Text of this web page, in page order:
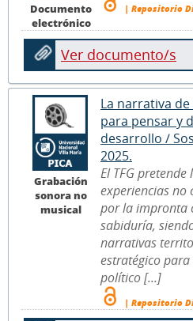
Documento
electrónico
| Repositorio
Ver documento/s
Grabación
sonora no
musical
La narrativa
para pensar y
desarrollo /
2025.
El TFG
experiencias no
por la impronta
sabiduría,
narrativas
estratégico
político [...]
| Repositorio